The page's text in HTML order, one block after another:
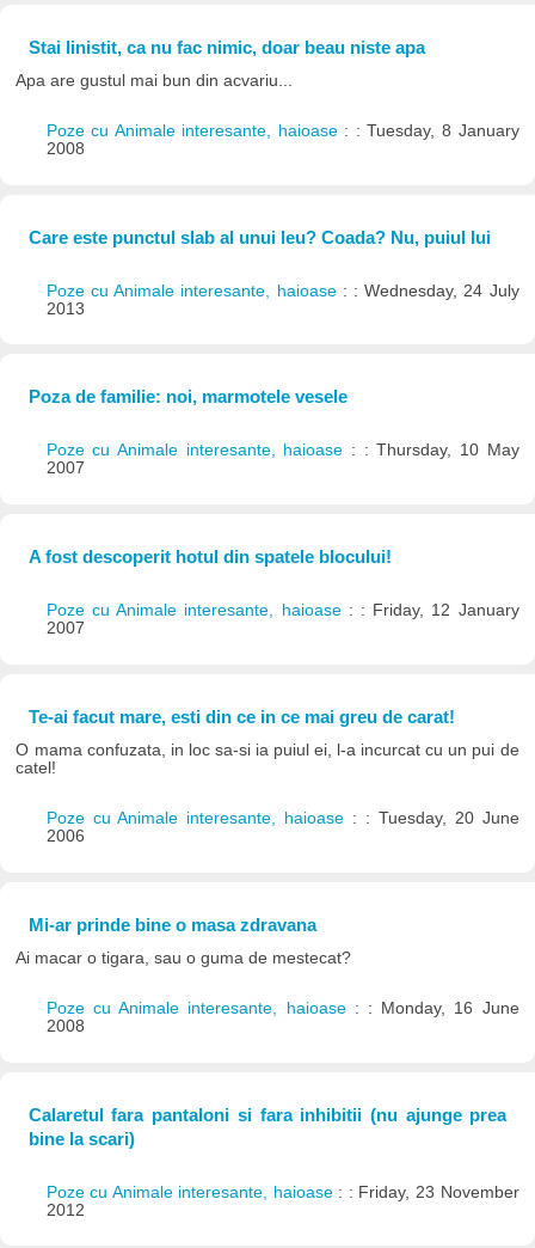
Stai linistit, ca nu fac nimic, doar beau niste apa
Apa are gustul mai bun din acvariu...
Poze cu Animale interesante, haioase : : Tuesday, 8 January
2008
Care este punctul slab al unui leu? Coada? Nu, puiul lui
Poze cu Animale interesante, haioase : : Wednesday, 24 July
2013
Poza de familie: noi, marmotele vesele
Poze cu Animale interesante, haioase : : Thursday, 10 May
2007
A fost descoperit hotul din spatele blocului!
Poze cu Animale interesante, haioase : : Friday, 12 January
2007
Te-ai facut mare, esti din ce in ce mai greu de carat!
O mama confuzata, in loc sa-si ia puiul ei, l-a incurcat cu un pui de
catel!
Poze cu Animale interesante, haioase : : Tuesday, 20 June
2006
Mi-ar prinde bine o masa zdravana
Ai macar o tigara, sau o guma de mestecat?
Poze cu Animale interesante, haioase : : Monday, 16 June
2008
Calaretul fara pantaloni si fara inhibitii (nu ajunge prea
bine la scari)
Poze cu Animale interesante, haioase : : Friday, 23 November
2012